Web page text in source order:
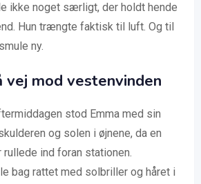
ikke noget særligt, der holdt hende
Hun trængte faktisk til luft. Og til
ny.
vej mod vestenvinden
stod Emma med sin
og solen i øjnene, da en
ind foran stationen.
bag rattet med solbriller og håret i